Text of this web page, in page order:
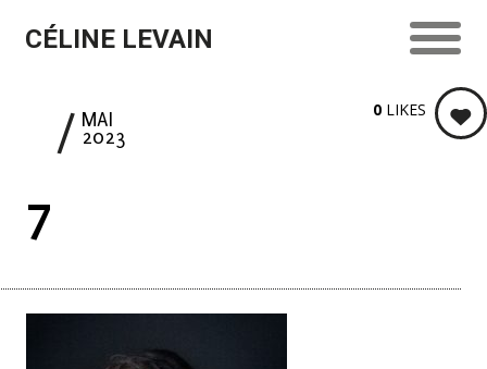
CÉLINE LEVAIN
MAI
2023
7
0 LIKES